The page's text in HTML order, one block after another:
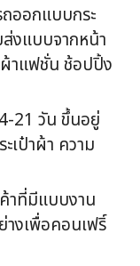
ออกแบบกระ
งแบบจากหน้า
าแฟชั่น ช้อปปิ้ง
21 วัน ขึ้นอยู่
เป๋าผ้า ความ
าที่มีแบบงาน
งเพื่อคอนเฟริ์